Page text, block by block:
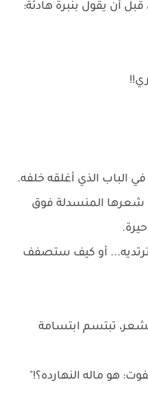
أن يقول بنبرة هادئة:
الباب الذي أغلقه خلفه.
المنسدلة فوق
أو كيف ستصفف
تبتسم ابتسامة
هو ماله النهارده؟!"